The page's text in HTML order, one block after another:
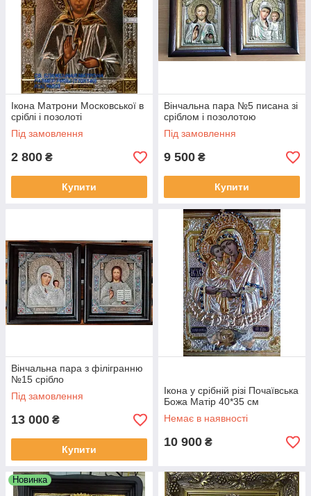
Ікона Матрони Московської в
сріблі і позолоті
Під замовлення
2 800 ₴
Купити
Вінчальна пара №5 писана зі
сріблом і позолотою
Під замовлення
9 500 ₴
Купити
Вінчальна пара з філігранню
№15 срібло
Під замовлення
13 000 ₴
Купити
Ікона у срібній різі Почаївська
Божа Матір 40*35 см
Немає в наявності
10 900 ₴
Новинка